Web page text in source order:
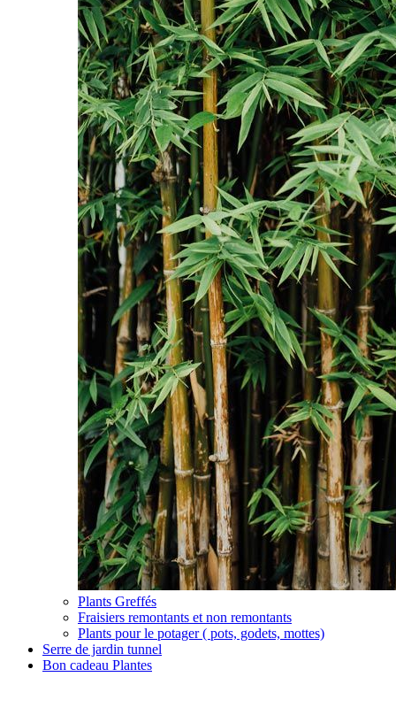
Plants Greffés
Fraisiers remontants et non remontants
Plants pour le potager ( pots, godets, mottes)
Serre de jardin tunnel
Bon cadeau Plantes